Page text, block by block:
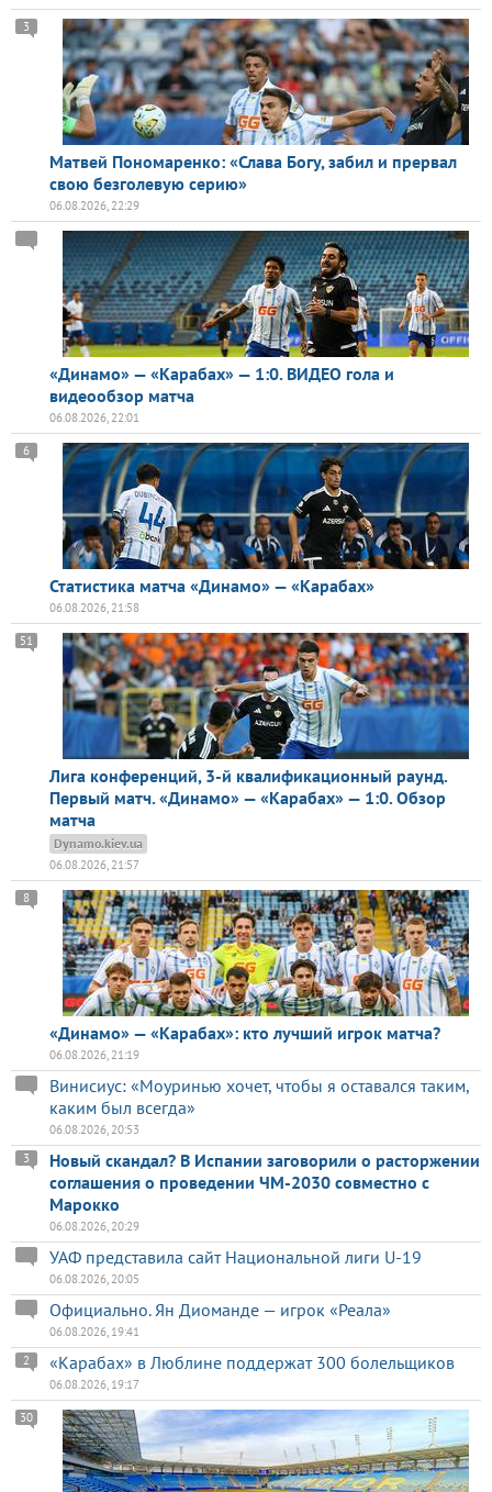
Матвей Пономаренко: «Слава Богу, забил и прервал
свою безголевую серию»
3
06.08.2026, 22:29
«Динамо» — «Карабах» — 1:0. ВИДЕО гола и
видеообзор матча
06.08.2026, 22:01
Статистика матча «Динамо» — «Карабах»
6
06.08.2026, 21:58
Лига конференций, 3-й квалификационный раунд.
Первый матч. «Динамо» — «Карабах» — 1:0. Обзор
матча
51
Dynamo.kiev.ua
06.08.2026, 21:57
«Динамо» — «Карабах»: кто лучший игрок матча?
8
06.08.2026, 21:19
Винисиус: «Моуринью хочет, чтобы я оставался таким,
каким был всегда»
06.08.2026, 20:53
Новый скандал? В Испании заговорили о расторжении
соглашения о проведении ЧМ-2030 совместно с
Марокко
3
06.08.2026, 20:29
УАФ представила сайт Национальной лиги U-19
06.08.2026, 20:05
Официально. Ян Диоманде — игрок «Реала»
06.08.2026, 19:41
«Карабах» в Люблине поддержат 300 болельщиков
2
06.08.2026, 19:17
30